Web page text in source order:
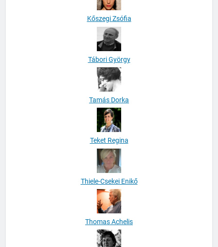
Kőszegi Zsófia
Tábori György
Tamás Dorka
Teket Regina
Thiele-Csekei Enikő
Thomas Achelis